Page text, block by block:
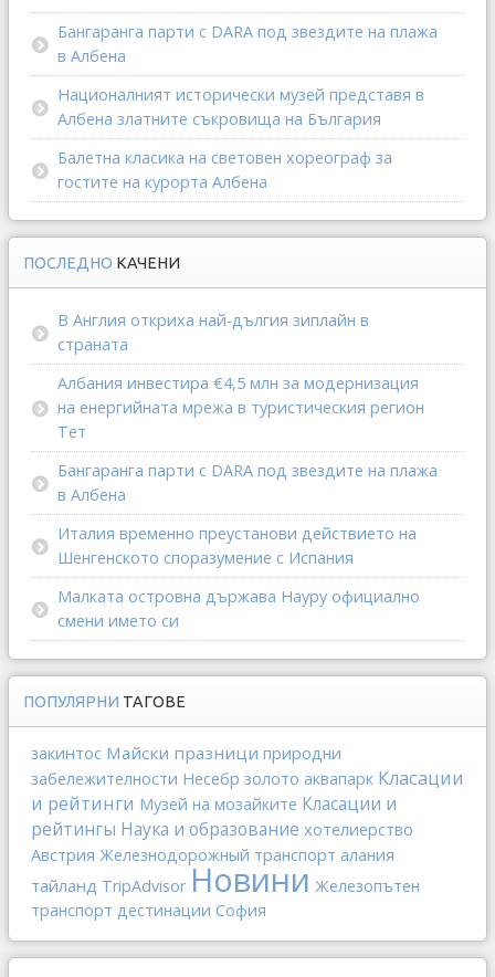
Бангаранга парти с DARA под звездите на плажа
в Албена
Националният исторически музей представя в
Албена златните съкровища на България
Балетна класика на световен хореограф за
гостите на курорта Албена
ПОСЛЕДНО КАЧЕНИ
В Англия откриха най-дългия зиплайн в
страната
Албания инвестира €4,5 млн за модернизация
на енергийната мрежа в туристическия регион
Тет
Бангаранга парти с DARA под звездите на плажа
в Албена
Италия временно преустанови действието на
Шенгенското споразумение с Испания
Малката островна държава Науру официално
смени името си
ПОПУЛЯРНИ ТАГОВЕ
закинтос Майски празници природни
забележителности Несебр золото аквапарк Класации
и рейтинги Музей на мозайките Класации и
рейтингы Наука и образование хотелиерство
Австрия Железнодорожный транспорт алания
тайланд TripAdvisor Новини Железопътен
транспорт дестинации София